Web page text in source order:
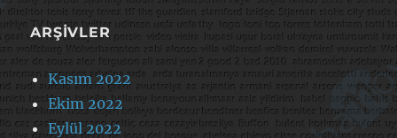
ARŞIVLER
Kasım 2022
Ekim 2022
Eylül 2022